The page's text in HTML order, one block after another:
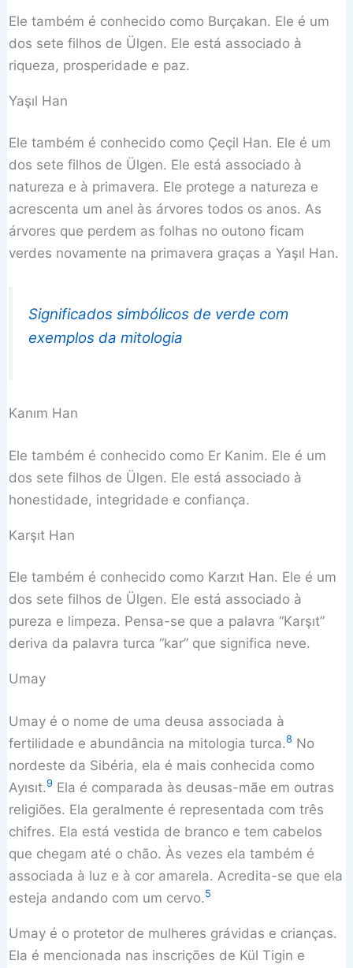
Ele também é conhecido como Burçakan. Ele é um
dos sete filhos de Ülgen. Ele está associado à
riqueza, prosperidade e paz.
Yaşıl Han
Ele também é conhecido como Çeçil Han. Ele é um
dos sete filhos de Ülgen. Ele está associado à
natureza e à primavera. Ele protege a natureza e
acrescenta um anel às árvores todos os anos. As
árvores que perdem as folhas no outono ficam
verdes novamente na primavera graças a Yaşıl Han.
Significados simbólicos de verde com
exemplos da mitologia
Kanım Han
Ele também é conhecido como Er Kanim. Ele é um
dos sete filhos de Ülgen. Ele está associado à
honestidade, integridade e confiança.
Karşıt Han
Ele também é conhecido como Karzıt Han. Ele é um
dos sete filhos de Ülgen. Ele está associado à
pureza e limpeza. Pensa-se que a palavra “Karşıt”
deriva da palavra turca “kar” que significa neve.
Umay
Umay é o nome de uma deusa associada à
fertilidade e abundância na mitologia turca.8 No
nordeste da Sibéria, ela é mais conhecida como
Ayısıt.9 Ela é comparada às deusas-mãe em outras
religiões. Ela geralmente é representada com três
chifres. Ela está vestida de branco e tem cabelos
que chegam até o chão. Às vezes ela também é
associada à luz e à cor amarela. Acredita-se que ela
esteja andando com um cervo.5
Umay é o protetor de mulheres grávidas e crianças.
Ela é mencionada nas inscrições de Kül Tigin e